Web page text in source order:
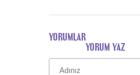
YORUMLAR
YORUM YAZ